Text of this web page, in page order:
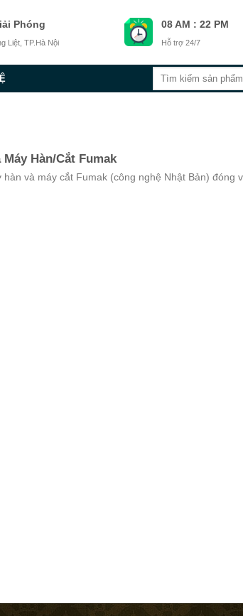
Phóng
Liệt, TP.Hà Nội
08 AM : 22 PM
Hỗ trợ 24/7
Tìm
Máy Hàn/Cắt Fumak
hàn và máy cắt Fumak (công nghệ Nhật Bản) đóng